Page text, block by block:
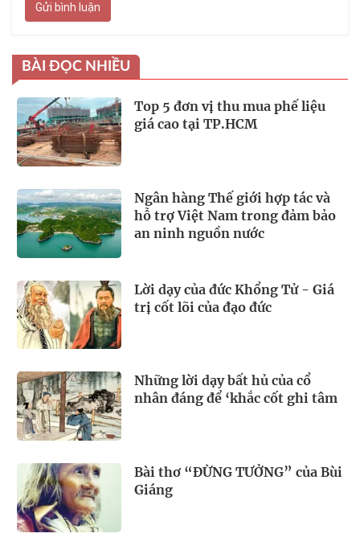
Gửi bình luận
BÀI ĐỌC NHIỀU
Top 5 đơn vị thu mua phế liệu
giá cao tại TP.HCM
Ngân hàng Thế giới hợp tác và
hỗ trợ Việt Nam trong đảm bảo
an ninh nguồn nước
Lời dạy của đức Khổng Tử - Giá
trị cốt lõi của đạo đức
Những lời dạy bất hủ của cổ
nhân đáng để ‘khắc cốt ghi tâm
Bài thơ “ĐỪNG TƯỞNG” của Bùi
Giáng